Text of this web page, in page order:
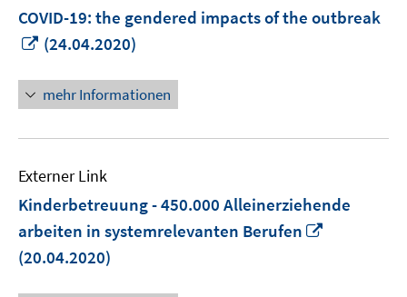
COVID-19: the gendered impacts of the outbreak
In
Fenster
öffnen
(24.04.2020)
mehr Informationen
Externer Link
Kinderbetreuung - 450.000 Alleinerziehende
arbeiten in systemrelevanten Berufen
(20.04.2020)